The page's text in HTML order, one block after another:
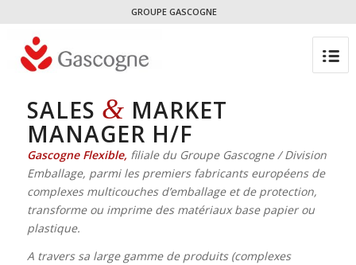
GROUPE GASCOGNE
SALES & MARKET
MANAGER H/F
Gascogne Flexible, filiale du Groupe Gascogne / Division
Emballage, parmi les premiers fabricants européens de
complexes multicouches d’emballage et de protection,
transforme ou imprime des matériaux base papier ou
plastique.
A travers sa large gamme de produits (complexes